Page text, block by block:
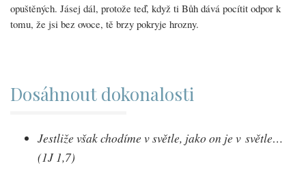
opuštěných. Jásej dál, protože teď, když ti Bůh dává pocítit odpor k
tomu, že jsi bez ovoce, tě brzy pokryje hrozny.
Dosáhnout dokonalosti
Jestliže však chodíme v světle, jako on je v světle…
(1J 1,7)